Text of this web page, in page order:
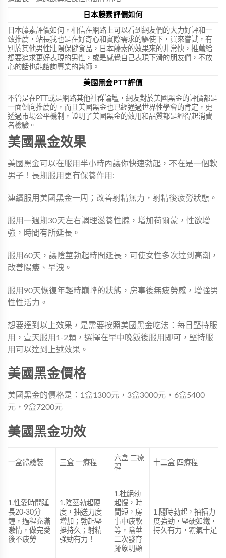
日本藤素評價如何
日本藤素評價如何，相信在網路上可以看到網友們的大力好評和一
致推薦，站長我也是在好奇心和實際需求的驅使下，買來嘗試，有
別於其他男性壯陽保健食品，日本藤素的效果來的非常快，推薦給
想要追求更好表現的男性，或是感覺自己表現下滑的朋友們，不放
心的話也能諮詢專業的醫師。
美國黑金PTT評價
不管是在PTT或是網路其他社群論壇，網友對於美國黑金的評價都是
一面倒向推薦的，而且美國黑金也已經通過世界性學會的肯定，更
透過市場公平機制，證明了美國黑金的效用和品質都是經得起消費
者檢驗。
美國黑金效果
美國黑金可以在服用半小時內讓你快速勃起，不在是一個軟
男子！長期服用更有保養作用:
連續服用美國黑金一周；改善射精無力，射精後疲勞狀態。
服用一週期30天左右調理滋養性腺，增加荷爾蒙，性欲增
強，時間有所延長。
服用60天，讓陰莖勃起時間延長，可使女性多次達到高潮，
改善陽痿、早洩。
服用90天恢復年輕時巔峰的狀態，房事後無疲勞感，增強男
性性活力。
想要達到以上效果，是需要按照美國黑金吃法：每日堅持服
用，壹天服用1-2顆，選擇在早中晚飯後服用即可，堅持服
用可以達到上述效果。
美國黑金價格
美國黑金的價格是：1盒1300元，3盒3000元，6盒5400
元，9盒7200元
美國黑金功效
一盒體驗裝 三盒 一療程
六盒 二療
程
十二盒 四療程
1.性愛時間延
長20-30分
鐘，過程充滿
激情，做完愛
後不疲勞
1.陰莖勃起硬
度，抽送力度
增加；勃起堅
挺持久；射精
強勁有力！
1.杜絕勃
起慢，時
間短，房
事中疲軟
等，陰莖
二次發育
跡象明顯
1.隨時勃起，抽插力
度強勁，堅硬如鐵，
持久有力，霸氣十足